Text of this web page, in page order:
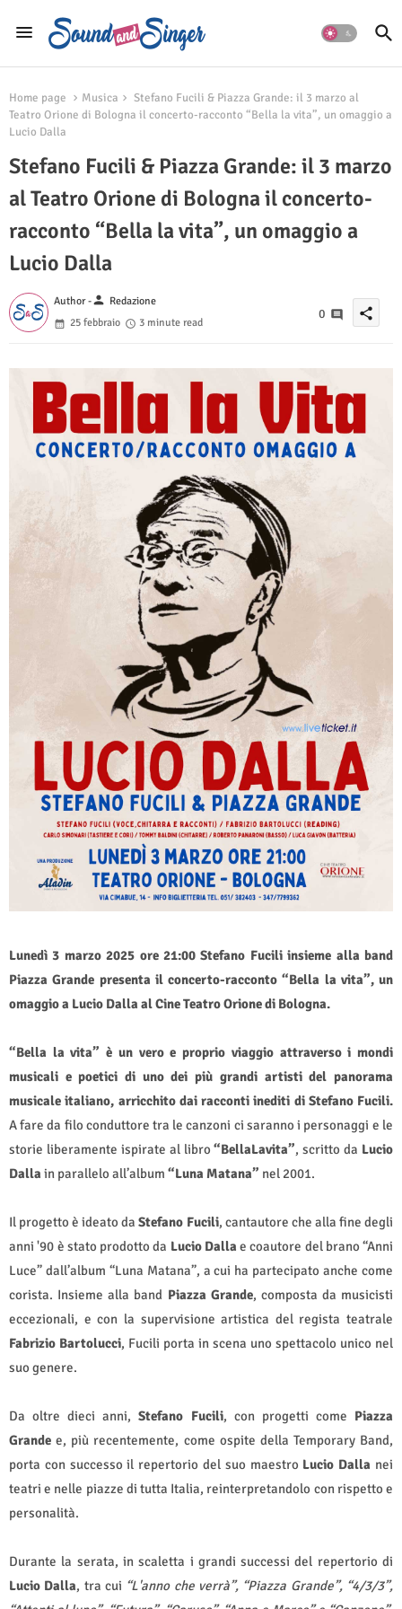
Home page Musica
Stefano Fucili & Piazza Grande: il 3 marzo al
Teatro Orione di Bologna il concerto-racconto “Bella la vita”, un omaggio a
Lucio Dalla
Stefano Fucili & Piazza Grande: il 3 marzo
al Teatro Orione di Bologna il concerto-
racconto “Bella la vita”, un omaggio a
Lucio Dalla
Author -person Redazione
25 febbraio
3 minute read
0 share
Lunedì 3 marzo 2025 ore 21:00 Stefano Fucili insieme alla band
Piazza Grande presenta il concerto-racconto “Bella la vita”, un
omaggio a Lucio Dalla al Cine Teatro Orione di Bologna.
“Bella la vita” è un vero e proprio viaggio attraverso i mondi
musicali e poetici di uno dei più grandi artisti del panorama
musicale italiano, arricchito dai racconti inediti di Stefano Fucili.
A fare da filo conduttore tra le canzoni ci saranno i personaggi e le
storie liberamente ispirate al libro“BellaLavita”, scritto da Lucio
Dalla in parallelo all’album “Luna Matana” nel 2001.
Il progetto è ideato daStefano Fucili, cantautore che alla fine degli
anni '90 è stato prodotto da Lucio Dalla e coautore del brano “Anni
Luce” dall’album “Luna Matana”, a cui ha partecipato anche come
corista. Insieme alla band Piazza Grande, composta da musicisti
eccezionali, e con la supervisione artistica del regista teatrale
Fabrizio Bartolucci, Fucili porta in scena uno spettacolo unico nel
suo genere.
Da oltre dieci anni,Stefano Fucili, con progetti come Piazza
Grande e, più recentemente, come ospite della Temporary Band,
porta con successo il repertorio del suo maestro Lucio Dalla nei
teatri e nelle piazze di tutta Italia, reinterpretandolo con rispetto e
personalità.
Durante la serata, in scaletta i grandi successi del repertorio di
Lucio Dalla, tra cui “L'anno che verrà”, “Piazza Grande”, “4/3/3”,